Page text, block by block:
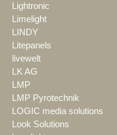
Lightronic
Limelight
LINDY
Litepanels
livewelt
LK AG
LMP
LMP Pyrotechnik
LOGIC media solutions
Look Solutions